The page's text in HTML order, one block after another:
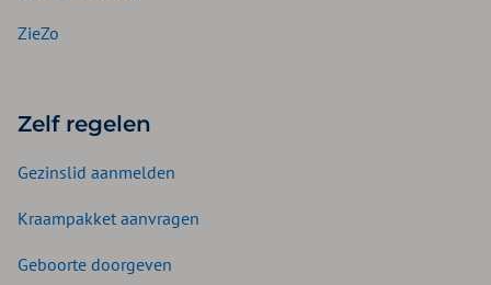
ZieZo
Zelf regelen
Gezinslid aanmelden
Kraampakket aanvragen
Geboorte doorgeven